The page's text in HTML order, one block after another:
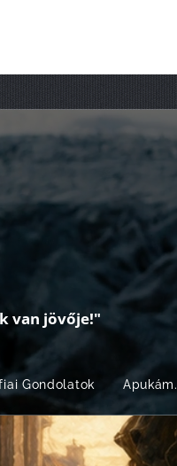
van jövője!"
Gondolatok Apukám.